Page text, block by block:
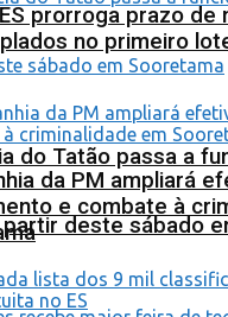
do Tatão passa a
partir deste sábado
prorroga prazo de
no primeiro
da PM ampliará
e combate à